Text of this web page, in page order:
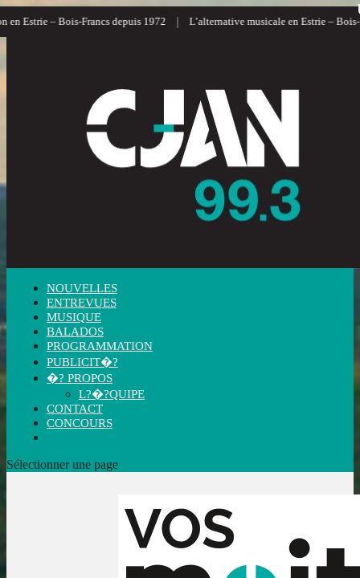
Estrie – Bois-Francs depuis 1972 | L’alternative musicale en Estrie – Bois-
NOUVELLES
ENTREVUES
MUSIQUE
BALADOS
PROGRAMMATION
PUBLICIT�?
�? PROPOS
L?�?QUIPE
CONTACT
CONCOURS
Sélectionner une page